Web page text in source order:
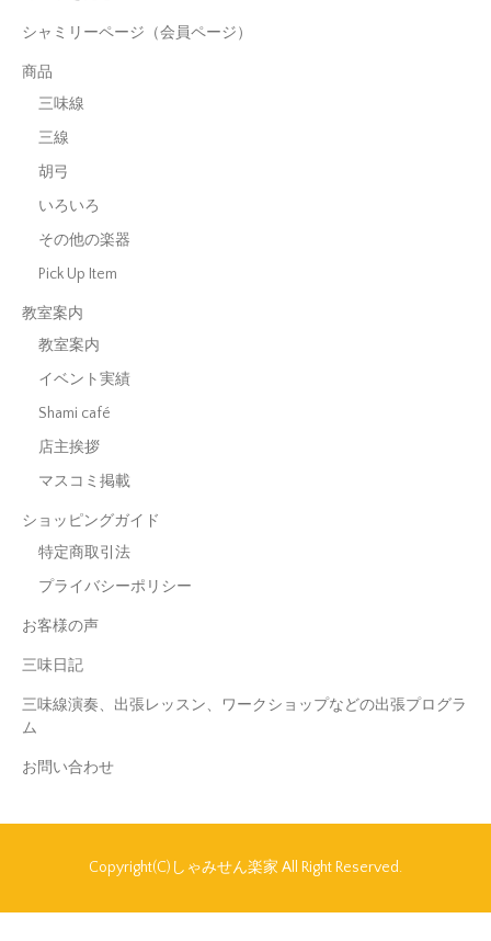
シャミリーページ（会員ページ）
商品
三味線
三線
胡弓
いろいろ
その他の楽器
Pick Up Item
教室案内
教室案内
イベント実績
Shami café
店主挨拶
マスコミ掲載
ショッピングガイド
特定商取引法
プライバシーポリシー
お客様の声
三味日記
三味線演奏、出張レッスン、ワークショップなどの出張プログラ
ム
お問い合わせ
Copyright(C)しゃみせん楽家 All Right Reserved.